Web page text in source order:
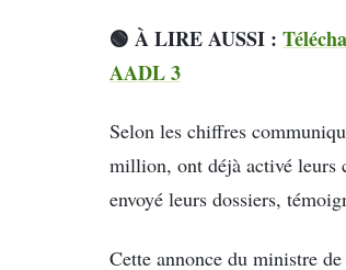
🟢 À LIRE AUSSI :
AADL 3
Selon les chiffres
million, ont déjà activé leurs
envoyé leurs dossiers,
Cette annonce du ministre